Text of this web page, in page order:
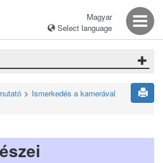
Magyar
Select language
Ismerkedés a kamerával